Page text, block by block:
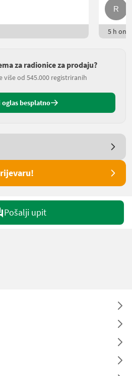
5 h
za radionice za prodaju?
više od 545.000 registriranih
besplatno
Pošalji upit